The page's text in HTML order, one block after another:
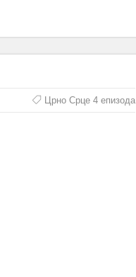
Црно Срце 4 епизода